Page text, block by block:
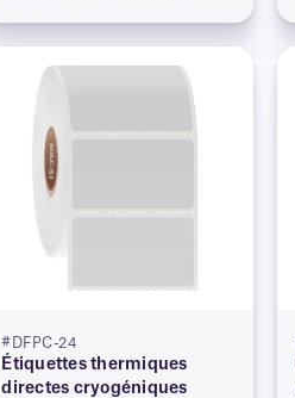
#DFPC-24
Étiquettes thermiques
directes cryogéniques